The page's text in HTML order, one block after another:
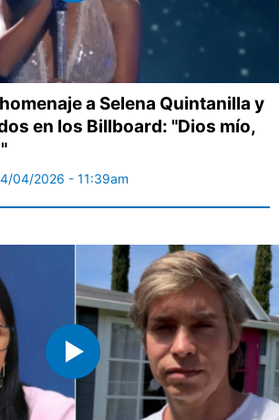
a Selena Quintanilla y
en los Billboard: "Dios mío,
04/2026 - 11:39am